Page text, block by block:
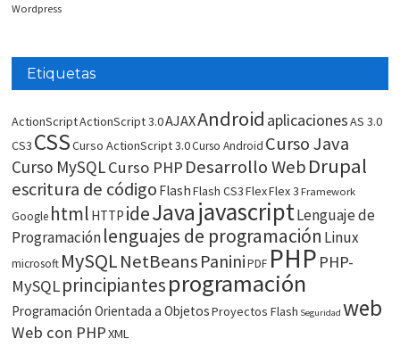
Wordpress
Etiquetas
ActionScriptActionScript 3.0AJAXAndroid aplicacionesAS 3.0
CS3 CSSCurso ActionScript 3.0Curso Android Curso Java
Curso MySQLCurso PHP Desarrollo WebDrupal
escritura de código FlashFlash CS3FlexFlex 3 Framework
Google html HTTP ideJavajavascriptLenguaje de
Programaciónlenguajes de programación Linux
microsoft MySQLNetBeans Panini PDF PHP PHP-
MySQLprincipiantesprogramación
Programación Orientada a ObjetosProyectos Flash Seguridad web
Web con PHPXML